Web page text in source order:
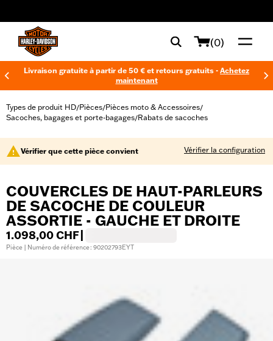
(0)
Livraison gratuite à partir de 50 € et retours gratuits - Achetez
maintenant
Types de produit HD/Pièces/Pièces moto & Accessoires/
Sacoches, bagages et porte-bagages/Rabats de sacoches
Vérifier que cette pièce convient Vérifier la configuration
COUVERCLES DE HAUT-PARLEURS
DE SACOCHE DE COULEUR
ASSORTIE - GAUCHE ET DROITE
1.098,00 CHF
Pièce | Numéro de référence : 90202793EYT